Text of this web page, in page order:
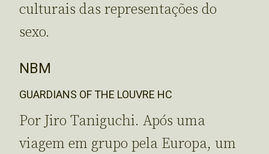
culturais das representações do
sexo.
NBM
GUARDIANS OF THE LOUVRE HC
Por Jiro Taniguchi. Após uma
viagem em grupo pela Europa, um